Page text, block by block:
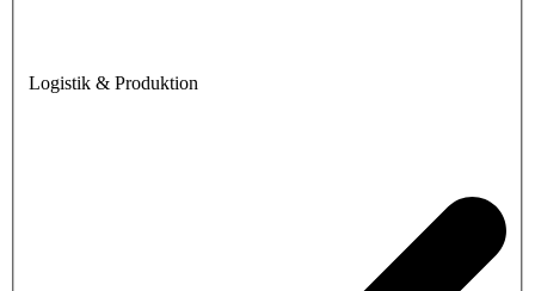
Logistik & Produktion